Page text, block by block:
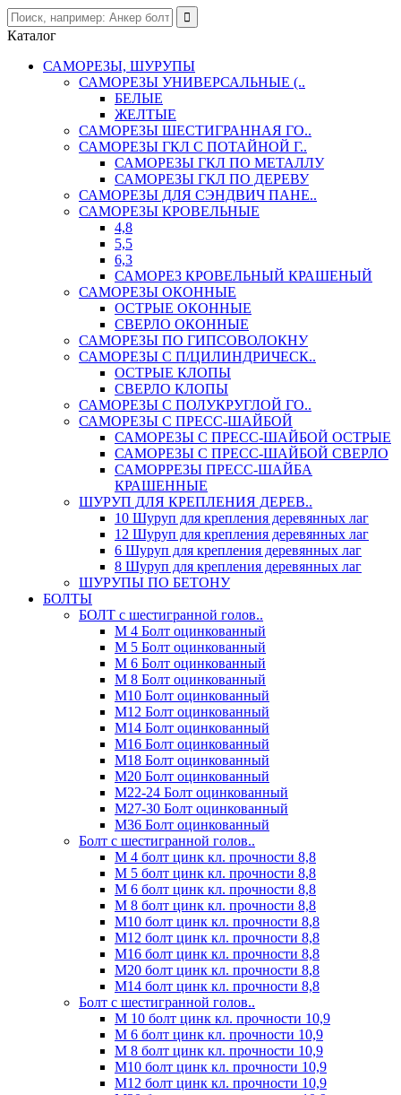
Каталог
САМОРЕЗЫ, ШУРУПЫ
САМОРЕЗЫ УНИВЕРСАЛЬНЫЕ (..
БЕЛЫЕ
ЖЕЛТЫЕ
САМОРЕЗЫ ШЕСТИГРАННАЯ ГО..
САМОРЕЗЫ ГКЛ С ПОТАЙНОЙ Г..
САМОРЕЗЫ ГКЛ ПО МЕТАЛЛУ
САМОРЕЗЫ ГКЛ ПО ДЕРЕВУ
САМОРЕЗЫ ДЛЯ СЭНДВИЧ ПАНЕ..
САМОРЕЗЫ КРОВЕЛЬНЫЕ
4,8
5,5
6,3
САМОРЕЗ КРОВЕЛЬНЫЙ КРАШЕНЫЙ
САМОРЕЗЫ ОКОННЫЕ
ОСТРЫЕ ОКОННЫЕ
СВЕРЛО ОКОННЫЕ
САМОРЕЗЫ ПО ГИПСОВОЛОКНУ
САМОРЕЗЫ С П/ЦИЛИНДРИЧЕСК..
ОСТРЫЕ КЛОПЫ
СВЕРЛО КЛОПЫ
САМОРЕЗЫ С ПОЛУКРУГЛОЙ ГО..
САМОРЕЗЫ С ПРЕСС-ШАЙБОЙ
САМОРЕЗЫ С ПРЕСС-ШАЙБОЙ ОСТРЫЕ
САМОРЕЗЫ С ПРЕСС-ШАЙБОЙ СВЕРЛО
САМОРРЕЗЫ ПРЕСС-ШАЙБА
КРАШЕННЫЕ
ШУРУП ДЛЯ КРЕПЛЕНИЯ ДЕРЕВ..
10 Шуруп для крепления деревянных лаг
12 Шуруп для крепления деревянных лаг
6 Шуруп для крепления деревянных лаг
8 Шуруп для крепления деревянных лаг
ШУРУПЫ ПО БЕТОНУ
БОЛТЫ
БОЛТ с шестигранной голов..
М 4 Болт оцинкованный
М 5 Болт оцинкованный
М 6 Болт оцинкованный
М 8 Болт оцинкованный
М10 Болт оцинкованный
М12 Болт оцинкованный
М14 Болт оцинкованный
М16 Болт оцинкованный
М18 Болт оцинкованный
М20 Болт оцинкованный
М22-24 Болт оцинкованный
М27-30 Болт оцинкованный
М36 Болт оцинкованный
Болт с шестигранной голов..
М 4 болт цинк кл. прочности 8,8
М 5 болт цинк кл. прочности 8,8
М 6 болт цинк кл. прочности 8,8
М 8 болт цинк кл. прочности 8,8
М10 болт цинк кл. прочности 8,8
М12 болт цинк кл. прочности 8,8
М16 болт цинк кл. прочности 8,8
М20 болт цинк кл. прочности 8,8
М14 болт цинк кл. прочности 8,8
Болт с шестигранной голов..
М 10 болт цинк кл. прочности 10,9
М 6 болт цинк кл. прочности 10,9
М 8 болт цинк кл. прочности 10,9
М10 болт цинк кл. прочности 10,9
М12 болт цинк кл. прочности 10,9